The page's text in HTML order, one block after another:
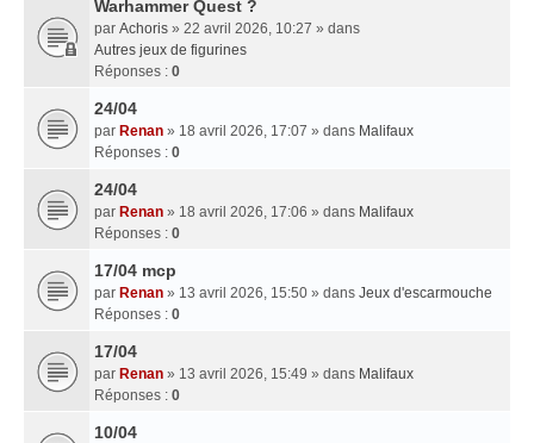
Warhammer Quest ?
par Achoris » 22 avril 2026, 10:27 » dans
Autres jeux de figurines
Réponses : 0
24/04
par Renan » 18 avril 2026, 17:07 » dans Malifaux
Réponses : 0
24/04
par Renan » 18 avril 2026, 17:06 » dans Malifaux
Réponses : 0
17/04 mcp
par Renan » 13 avril 2026, 15:50 » dans Jeux d'escarmouche
Réponses : 0
17/04
par Renan » 13 avril 2026, 15:49 » dans Malifaux
Réponses : 0
10/04